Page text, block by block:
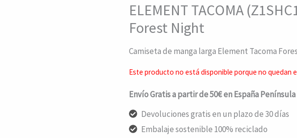
ELEMENT TACOMA
Forest Night
Camiseta de manga larga Element Tacoma
Este producto no está disponible porque no quedan
Envío Gratis a partir de 50€ en España Península
Devoluciones gratis en un plazo de 30 días
Embalaje sostenible 100% reciclado